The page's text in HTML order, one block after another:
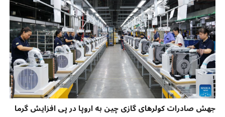
جهش صادرات کولرهای گازی چین به اروپا در پی افزایش گرما